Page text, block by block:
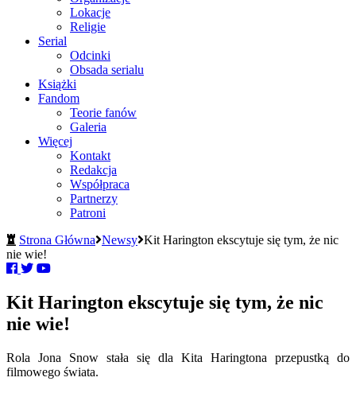
Lokacje
Religie
Serial
Odcinki
Obsada serialu
Książki
Fandom
Teorie fanów
Galeria
Więcej
Kontakt
Redakcja
Współpraca
Partnerzy
Patroni
Strona Główna Newsy Kit Harington ekscytuje się tym, że nic
nie wie!
Kit Harington ekscytuje się tym, że nic
nie wie!
Rola Jona Snow stała się dla Kita Haringtona przepustką do
filmowego świata.